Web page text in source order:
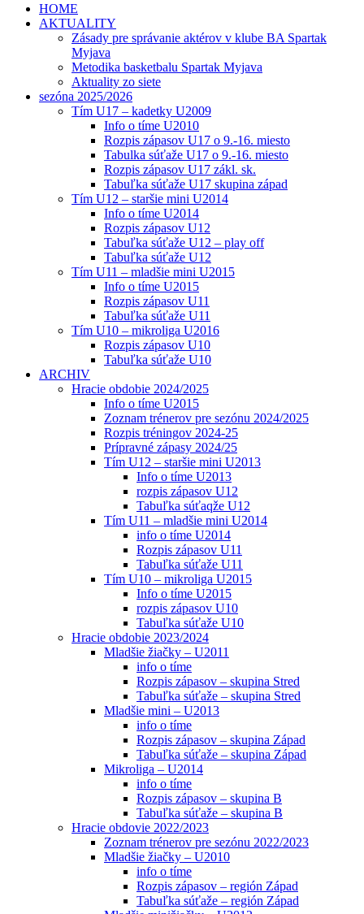
HOME
AKTUALITY
Zásady pre správanie aktérov v klube BA Spartak
Myjava
Metodika basketbalu Spartak Myjava
Aktuality zo siete
sezóna 2025/2026
Tím U17 – kadetky U2009
Info o tíme U2010
Rozpis zápasov U17 o 9.-16. miesto
Tabulka súťaže U17 o 9.-16. miesto
Rozpis zápasov U17 zákl. sk.
Tabuľka súťaže U17 skupina západ
Tím U12 – staršie mini U2014
Info o tíme U2014
Rozpis zápasov U12
Tabuľka súťaže U12 – play off
Tabuľka súťaže U12
Tím U11 – mladšie mini U2015
Info o tíme U2015
Rozpis zápasov U11
Tabuľka súťaže U11
Tím U10 – mikroliga U2016
Rozpis zápasov U10
Tabuľka súťaže U10
ARCHIV
Hracie obdobie 2024/2025
Info o tíme U2015
Zoznam trénerov pre sezónu 2024/2025
Rozpis tréningov 2024-25
Prípravné zápasy 2024/25
Tím U12 – staršie mini U2013
Info o tíme U2013
rozpis zápasov U12
Tabuľka súťaqže U12
Tím U11 – mladšie mini U2014
info o tíme U2014
Rozpis zápasov U11
Tabuľka súťaže U11
Tím U10 – mikroliga U2015
Info o tíme U2015
rozpis zápasov U10
Tabuľka súťaže U10
Hracie obdobie 2023/2024
Mladšie žiačky – U2011
info o tíme
Rozpis zápasov – skupina Stred
Tabuľka súťaže – skupina Stred
Mladšie mini – U2013
info o tíme
Rozpis zápasov – skupina Západ
Tabuľka súťaže – skupina Západ
Mikroliga – U2014
info o tíme
Rozpis zápasov – skupina B
Tabuľka súťaže – skupina B
Hracie obdovie 2022/2023
Zoznam trénerov pre sezónu 2022/2023
Mladšie žiačky – U2010
info o tíme
Rozpis zápasov – región Západ
Tabuľka súťaže – región Západ